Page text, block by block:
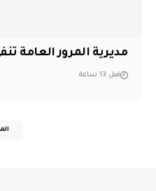
مديرية المرور العامة
قبل 13 ساعة